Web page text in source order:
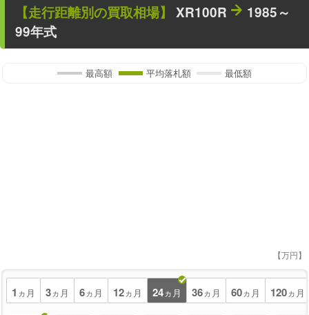
【走行距離別の買取相場】 XR100R
1985～
99年式
最高額 平均落札額 最低額
【万円】
1 ヵ月 3ヵ月 6ヵ月 12ヵ月 24ヵ月 36ヵ月 60ヵ月 120ヵ月